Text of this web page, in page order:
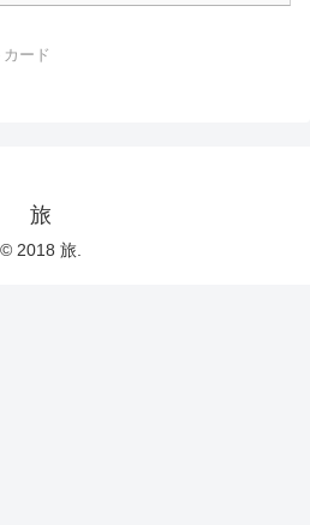
ード
旅
© 2018 旅.